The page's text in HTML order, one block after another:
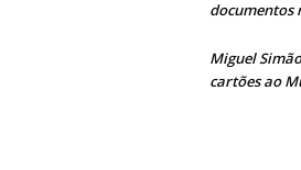
documentos
Miguel
cartões ao